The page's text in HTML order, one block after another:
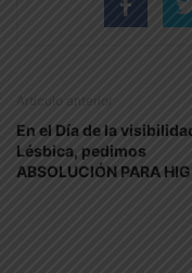
Artículo anterior
En el Día de la
Lésbica, pedimos
ABSOLUCIÓN PARA